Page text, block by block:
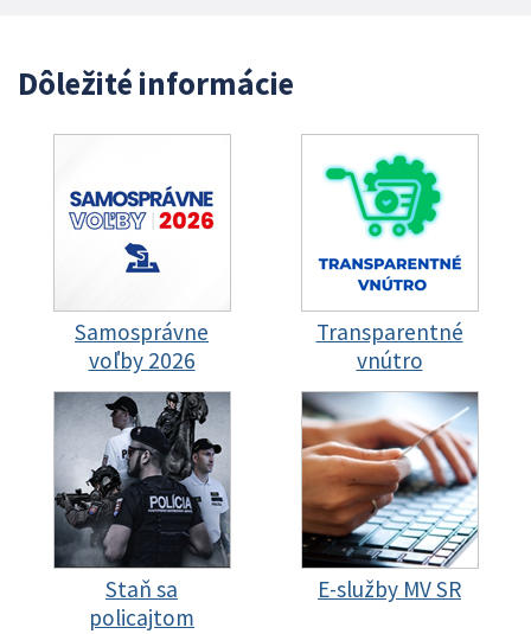
Dôležité informácie
Samosprávne
voľby 2026
Transparentné
vnútro
Staň sa
policajtom
E-služby MV SR